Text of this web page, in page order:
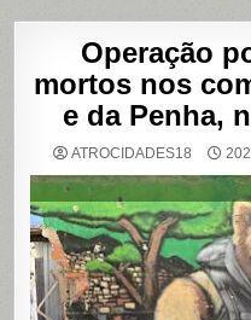
Operação
mortos nos
e da Penha,
ATROCIDADES18